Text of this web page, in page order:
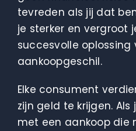
tevreden als jij dat
je sterker en vergroot
succesvolle oplossing
aankoopgeschil.
Elke consument
zijn geld te krijgen.
met een aankoop die